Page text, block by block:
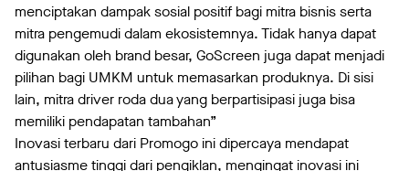
menciptakan dampak sosial positif bagi mitra bisnis serta
mitra pengemudi dalam ekosistemnya. Tidak hanya dapat
digunakan oleh brand besar, GoScreen juga dapat menjadi
pilihan bagi UMKM untuk memasarkan produknya. Di sisi
lain, mitra driver roda dua yang berpartisipasi juga bisa
memiliki pendapatan tambahan”
Inovasi terbaru dari Promogo ini dipercaya mendapat
antusiasme tinggi dari pengiklan, mengingat inovasi ini